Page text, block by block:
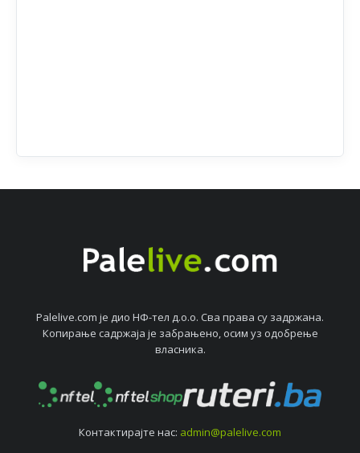
Palelive.com јe дио НФ-тeл д.о.о. Сва права су задржана.
Копирањe садржаја јe забрањeно, осим уз одобрeњe
власника.
Контактирајтe нас: admin@palelive.com